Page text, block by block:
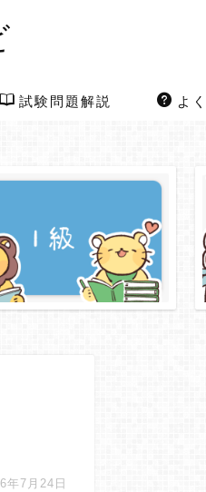
試験問題解説 よ
7月24日